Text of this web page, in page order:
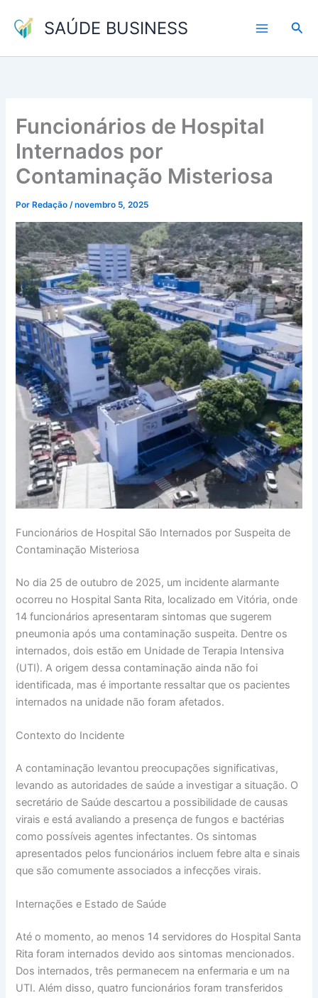
para
conteúdo
SAÚDE BUSINESS
Funcionários de Hospital
Internados por
Contaminação Misteriosa
Por Redação/novembro 5, 2025
Funcionários de Hospital São Internados por Suspeita de
Contaminação Misteriosa
No dia 25 de outubro de 2025, um incidente alarmante
ocorreu no Hospital Santa Rita, localizado em Vitória, onde
14 funcionários apresentaram sintomas que sugerem
pneumonia após uma contaminação suspeita. Dentre os
internados, dois estão em Unidade de Terapia Intensiva
(UTI). A origem dessa contaminação ainda não foi
identificada, mas é importante ressaltar que os pacientes
internados na unidade não foram afetados.
Contexto do Incidente
A contaminação levantou preocupações significativas,
levando as autoridades de saúde a investigar a situação. O
secretário de Saúde descartou a possibilidade de causas
virais e está avaliando a presença de fungos e bactérias
como possíveis agentes infectantes. Os sintomas
apresentados pelos funcionários incluem febre alta e sinais
que são comumente associados a infecções virais.
Internações e Estado de Saúde
Até o momento, ao menos 14 servidores do Hospital Santa
Rita foram internados devido aos sintomas mencionados.
Dos internados, três permanecem na enfermaria e um na
UTI. Além disso, quatro funcionários foram transferidos